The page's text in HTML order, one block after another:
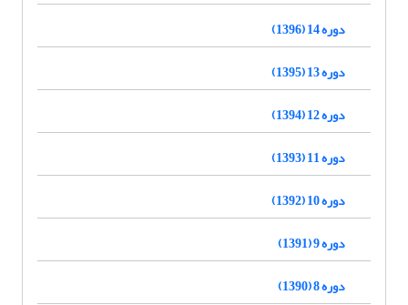
دوره 14 (1396)
دوره 13 (1395)
دوره 12 (1394)
دوره 11 (1393)
دوره 10 (1392)
دوره 9 (1391)
دوره 8 (1390)